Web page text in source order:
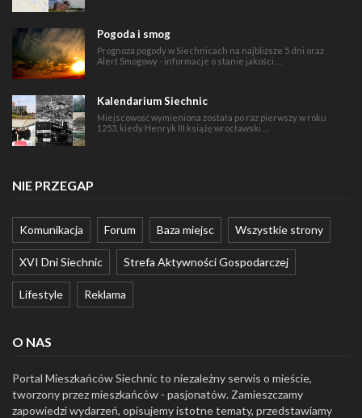
Pogoda i smog
Prognoza pogody w Siechnicach na najbliższe 5 dni oraz
Alert Smogowy - informacje o stanie jakości …
Kalendarium Siechnic
Miejscowość wymieniona została po raz pierwszy w roku
1253, kiedy Henryk III książę wrocławski …
NIE PRZEGAP
Komunikacja Forum Baza miejsc Wszystkie strony
XVI Dni Siechnic Strefa Aktywności Gospodarczej
Lifestyle Reklama
O NAS
Portal Mieszkańców Siechnic to niezależny serwis o mieście,
tworzony przez mieszkańców - pasjonatów. Zamieszczamy
zapowiedzi wydarzeń, opisujemy istotne tematy, przedstawiamy